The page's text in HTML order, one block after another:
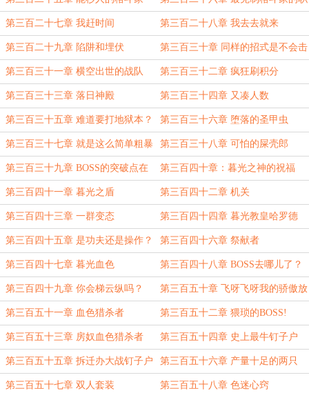
业
第三百二十七章 我赶时间 第三百二十八章 我去去就来
第三百二十九章 陷阱和埋伏 第三百三十章 同样的招式是不会击
中我两次的
第三百三十一章 横空出世的战队 第三百三十二章 疯狂刷积分
第三百三十三章 落日神殿 第三百三十四章 又凑人数
第三百三十五章 难道要打地狱本？ 第三百三十六章 堕落的圣甲虫
第三百三十七章 就是这么简单粗暴 第三百三十八章 可怕的屎壳郎
第三百三十九章 BOSS的突破点在
哪？
第三百四十章：暮光之神的祝福
第三百四十一章 暮光之盾 第三百四十二章 机关
第三百四十三章 一群变态 第三百四十四章 暮光教皇哈罗德
第三百四十五章 是功夫还是操作？ 第三百四十六章 祭献者
第三百四十七章 暮光血色 第三百四十八章 BOSS去哪儿了？
第三百四十九章 你会梯云纵吗？ 第三百五十章 飞呀飞呀我的骄傲放
纵
第三百五十一章 血色猎杀者 第三百五十二章 猥琐的BOSS!
第三百五十三章 房奴血色猎杀者 第三百五十四章 史上最牛钉子户
第三百五十五章 拆迁办大战钉子户 第三百五十六章 产量十足的两只
BOSS
第三百五十七章 双人套装 第三百五十八章 色迷心窍